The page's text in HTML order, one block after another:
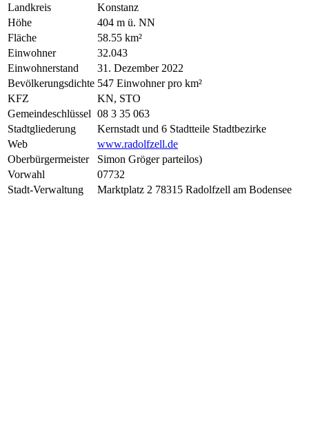
Landkreis
Konstanz
Höhe
404 m ü. NN
Fläche
58.55 km²
Einwohner
32.043
Einwohnerstand
31. Dezember 2022
Bevölkerungsdichte 547 Einwohner pro km²
KFZ
KN, STO
Gemeindeschlüssel 08 3 35 063
Stadtgliederung
Kernstadt und 6 Stadtteile Stadtbezirke
Web
www.radolfzell.de
Oberbürgermeister
Simon Gröger parteilos)
Vorwahl
07732
Stadt-Verwaltung
Marktplatz 2 78315 Radolfzell am Bodensee